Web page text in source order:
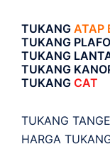
TUKANG ATAP
TUKANG
TUKANG
TUKANG
TUKANG CAT
TUKANG
HARGA